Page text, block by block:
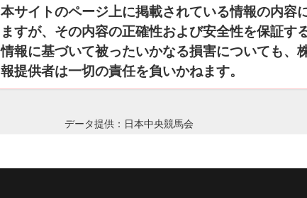
本サイトのページ上に掲載されている情報の内容
ますが、その内容の正確性および安全性を保証す
情報に基づいて被ったいかなる損害についても、
報提供者は一切の責任を負いかねます。
データ提供：日本中央競馬会